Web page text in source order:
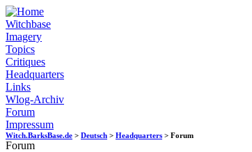
Witchbase
Imagery
Topics
Critiques
Headquarters
Links
Wlog-Archiv
Forum
Impressum
Witch.BarksBase.de > Deutsch > Headquarters > Forum
Forum